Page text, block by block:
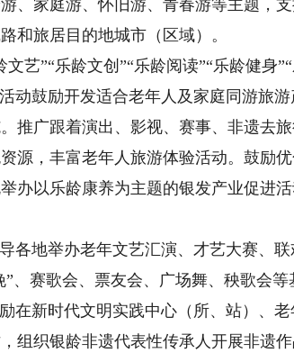
、家庭游、怀旧游、青春游等主题，
和旅居目的地城市（区域）。
”“乐龄文创”“乐龄阅读”“乐龄健身
动鼓励开发适合老年人及家庭同游旅
推广跟着演出、影视、赛事、非遗去
源，丰富老年人旅游体验活动。鼓励
办以乐龄康养为主题的银发产业促进
地举办老年文艺汇演、才艺大赛、联
”、赛歌会、票友会、广场舞、秧歌会等
新时代文明实践中心（所、站）、老
组织银龄非遗代表性传承人开展非遗